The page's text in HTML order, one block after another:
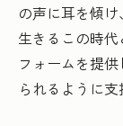
の声に耳を傾
生きるこの時
フォームを提
られるように支